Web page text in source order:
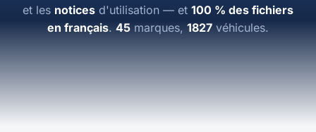
et les notices d'utilisation — et 100 % des fichiers
en français. 45 marques, 1827 véhicules.